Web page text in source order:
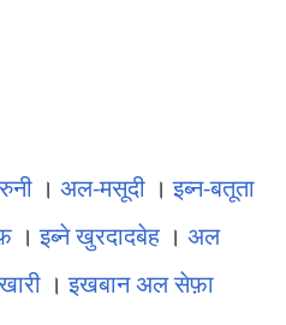
। अल-मसूदी ।इब्न-बतूता
।इब्ने खुरदादबेह । अल
।इखबान अल सेफ़ा